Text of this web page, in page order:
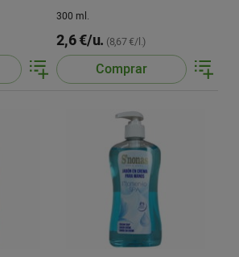
300 ml.
2,6 €/u. (8,67 €/l.)
Comprar